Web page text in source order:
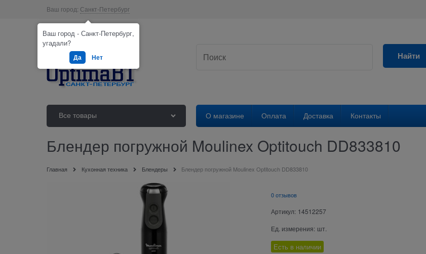
Ваш город: Санкт-Петербург
Найти
Все товары О магазине Оплата Доставка Контакты
Блендер погружной Moulinex Optitouch DD833810
Главная Кухонная техника Блендеры Блендер погружной Moulinex Optitouch DD833810
0 отзывов
Артикул: 14512257
Ед. измерения: шт.
Есть в наличии
Ваш город - Санкт-Петербург,
угадали?
Да Нет